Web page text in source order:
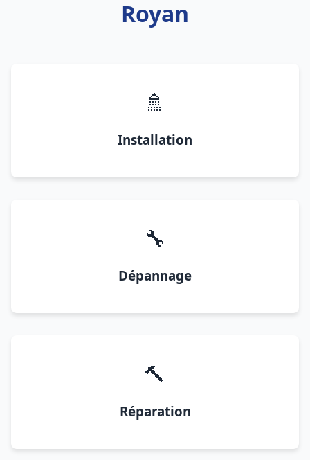
Royan
🚿
Installation
🔧
Dépannage
🔨
Réparation